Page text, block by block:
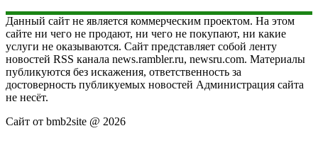
Данный сайт не является коммерческим проектом. На этом
сайте ни чего не продают, ни чего не покупают, ни какие
услуги не оказываются. Сайт представляет собой ленту
новостей RSS канала news.rambler.ru, newsru.com. Материалы
публикуются без искажения, ответственность за
достоверность публикуемых новостей Администрация сайта
не несёт.
Сайт от bmb2site @ 2026